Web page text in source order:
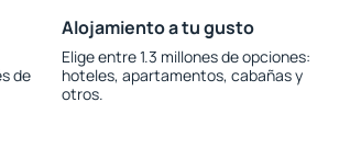
de
Alojamiento a tu gusto
Elige entre 1.3 millones de opciones:
hoteles, apartamentos, cabañas y
otros.